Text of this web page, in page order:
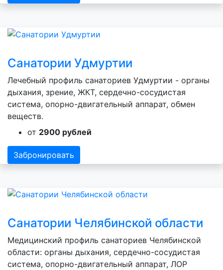
Санатории Удмуртии
Лечебный профиль санаториев Удмуртии - органы
дыхания, зрение, ЖКТ, сердечно-сосудистая
система, опорно-двигательный аппарат, обмен
веществ.
от 2900 рублей
Забронировать
Санатории Челябинской области
Медицинский профиль санаториев Челябинской
области: органы дыхания, сердечно-сосудистая
система, опорно-двигательный аппарат, ЛОР